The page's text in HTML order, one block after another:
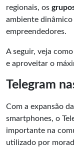
regionais, os
ambiente dinâmico
empreendedores.
A seguir, veja
e aproveitar o
Telegram
Com a expansão
smartphones, o
importante na
utilizado por